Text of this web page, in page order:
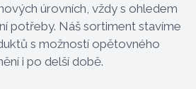
úrovních, vždy s ohledem
potřeby. Náš sortiment stavíme
s možností opětovného
i po delší době.